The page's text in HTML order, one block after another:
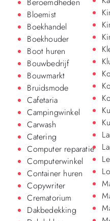
Beroemdheden
Bloemist
Boekhandel
Boekhouder
Boot huren
Bouwbedrijf
Bouwmarkt
Bruidsmode
Cafetaria
Campingwinkel
Carwash
Catering
Computer reparatie
Computerwinkel
Container huren
Copywriter
Crematorium
Dakbedekking